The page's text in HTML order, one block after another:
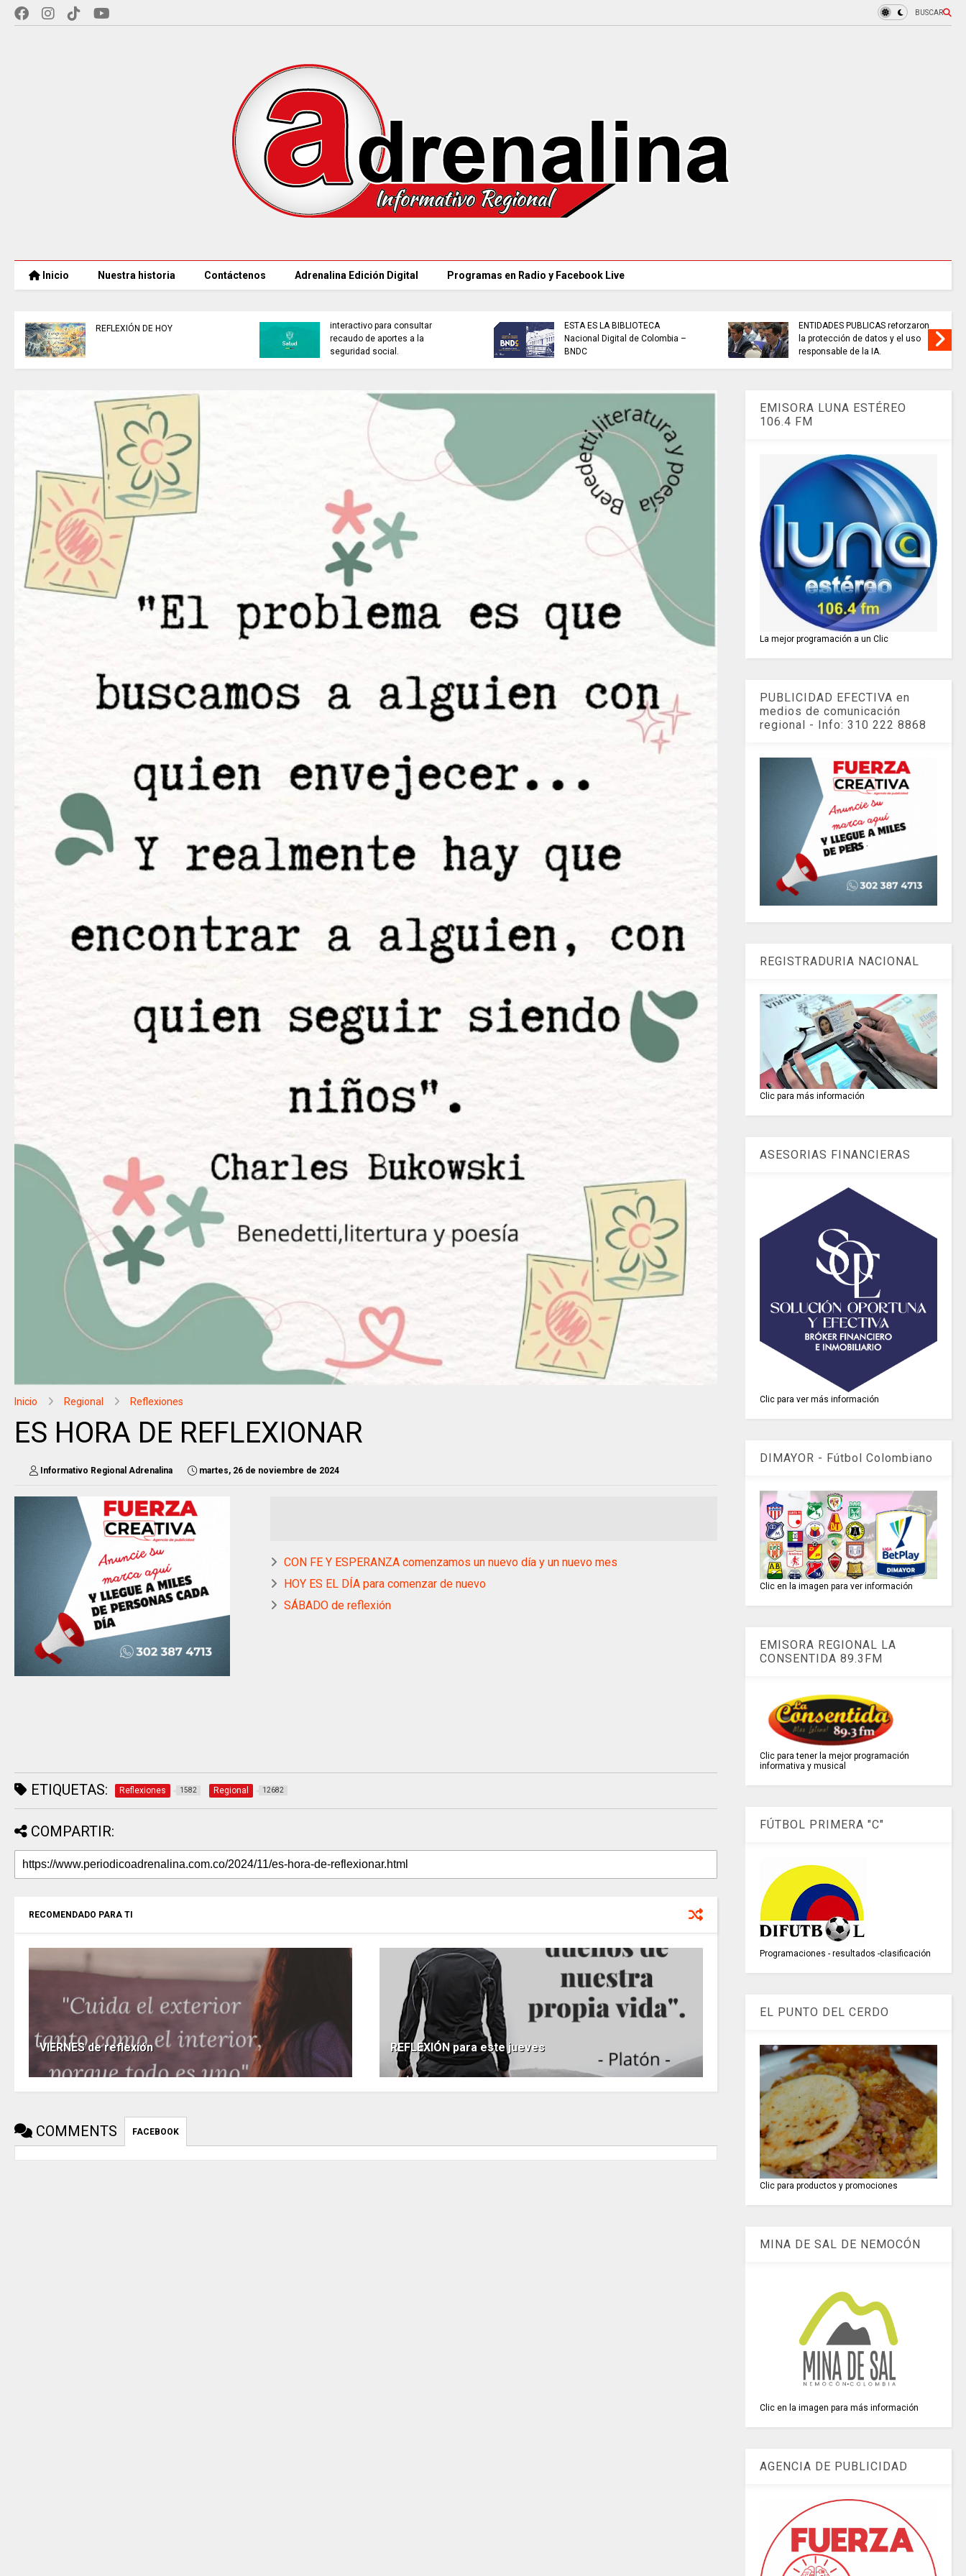
BUSCAR
Inicio Nuestra historia Contáctenos Adrenalina Edición Digital Programas en Radio y Facebook Live
REFLEXIÓN DE HOY
interactivo para consultar
recaudo de aportes a la
seguridad social.
ESTA ES LA BIBLIOTECA
Nacional Digital de Colombia –
BNDC
ENTIDADES PÚBLICAS reforzaron
la protección de datos y el uso
responsable de la IA.
Inicio Regional Reflexiones
ES HORA DE REFLEXIONAR
Informativo Regional Adrenalina martes, 26 de noviembre de 2024
CON FE Y ESPERANZA comenzamos un nuevo día y un nuevo mes
HOY ES EL DÍA para comenzar de nuevo
SÁBADO de reflexión
ETIQUETAS: Reflexiones 1582 Regional 12682
COMPARTIR:
RECOMENDADO PARA TI
VIERNES de reflexión REFLEXIÓN para este jueves
COMMENTS FACEBOOK
EMISORA LUNA ESTÉREO
106.4 FM
La mejor programación a un Clic
PUBLICIDAD EFECTIVA en
medios de comunicación
regional - Info: 310 222 8868
REGISTRADURIA NACIONAL
Clic para más información
ASESORIAS FINANCIERAS
Clic para ver más información
DIMAYOR - Fútbol Colombiano
Clic en la imagen para ver información
EMISORA REGIONAL LA
CONSENTIDA 89.3FM
Clic para tener la mejor programación
informativa y musical
FÚTBOL PRIMERA "C"
Programaciones - resultados -clasificación
EL PUNTO DEL CERDO
Clic para productos y promociones
MINA DE SAL DE NEMOCÓN
Clic en la imagen para más información
AGENCIA DE PUBLICIDAD